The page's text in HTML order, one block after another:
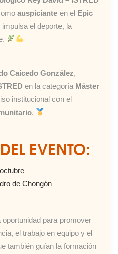
auspiciante en el Epic
el deporte, la
Caicedo González,
en la categoría Máster
institucional con el
.
EVENTO:
de Chongón
para promover
el trabajo en equipo y el
también guían la formación